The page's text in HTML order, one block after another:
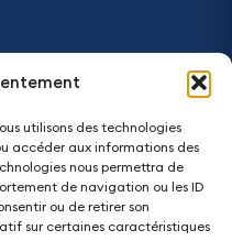
utilisons des technologies
accéder aux informations des
nous permettra de
de navigation ou les ID
ou de retirer son
sur certaines caractéristiques